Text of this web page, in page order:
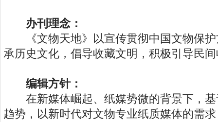
办刊理念：
《文物天地》以宣传贯彻中国文物保护
承历史文化，倡导收藏文明，积极引导民
编辑方针：
在新媒体崛起、纸媒势微的背景下，基
趋势，以新时代对文物专业纸质媒体的需